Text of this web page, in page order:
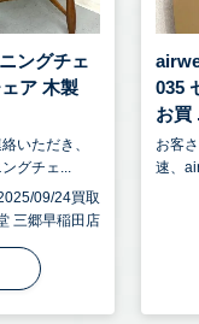
ングチェ
ア 木製
いただき、
グチェ...
09/24買取
三郷早稲田店
035
お買
お客
速、